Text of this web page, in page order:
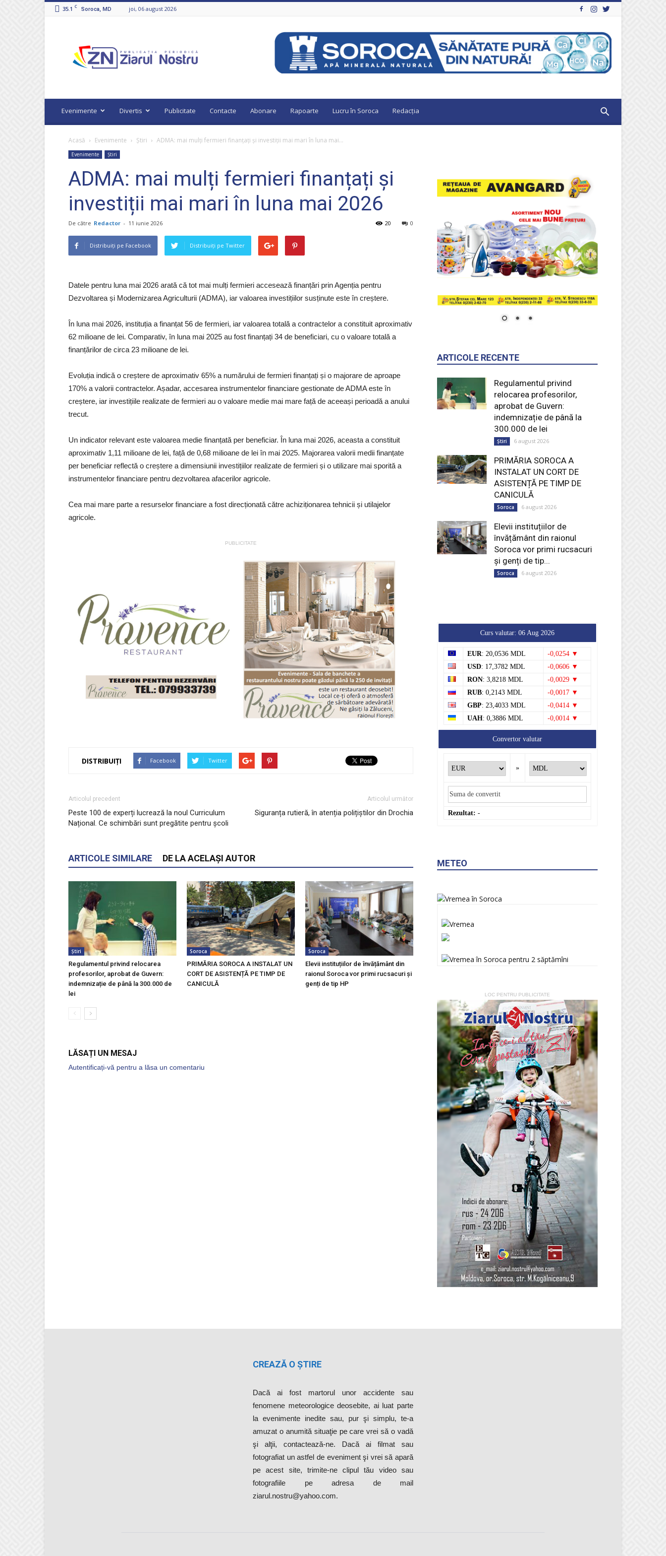
35.1 C Soroca, MD joi, 06 august 2026
Nostru
Evenimente Divertis Publicitate Contacte Abonare Rapoarte Lucru în Soroca Redacția
Acasă Evenimente Știri ADMA: mai mulți fermieri finanțați și investiții mai mari în luna mai...
Evenimente Știri
ADMA: mai mulți fermieri finanțați și
investiții mai mari în luna mai 2026
De către Redactor - 11 iunie 2026 0
20
Distribuiți pe Facebook Distribuiți pe Twitter
Datele pentru luna mai 2026 arată că tot mai mulți fermieri accesează finanțări prin Agenția pentru
Dezvoltarea și Modernizarea Agriculturii (ADMA), iar valoarea investițiilor susținute este în creștere.
În luna mai 2026, instituția a finanțat 56 de fermieri, iar valoarea totală a contractelor a constituit aproximativ
62 milioane de lei. Comparativ, în luna mai 2025 au fost finanțați 34 de beneficiari, cu o valoare totală a
finanțărilor de circa 23 milioane de lei.
Evoluția indică o creștere de aproximativ 65% a numărului de fermieri finanțați și o majorare de aproape
170% a valorii contractelor. Așadar, accesarea instrumentelor financiare gestionate de ADMA este în
creștere, iar investițiile realizate de fermieri au o valoare medie mai mare față de aceeași perioadă a anului
trecut.
Un indicator relevant este valoarea medie finanțată per beneficiar. În luna mai 2026, aceasta a constituit
aproximativ 1,11 milioane de lei, față de 0,68 milioane de lei în mai 2025. Majorarea valorii medii finanțate
per beneficiar reflectă o creștere a dimensiunii investițiilor realizate de fermieri și o utilizare mai sporită a
instrumentelor financiare pentru dezvoltarea afacerilor agricole.
Cea mai mare parte a resurselor financiare a fost direcționată către achiziționarea tehnicii și utilajelor
agricole.
PUBLICITATE
DISTRIBUIȚI Facebook Twitter
Articolul precedent
Peste 100 de experți lucrează la noul Curriculum
Național. Ce schimbări sunt pregătite pentru școli
Articolul următor
Siguranța rutieră, în atenția polițiștilor din Drochia
ARTICOLE SIMILARE DE LA ACELAȘI AUTOR
Știri
Regulamentul privind relocarea
profesorilor, aprobat de Guvern:
indemnizație de până la 300.000 de
lei
Soroca
PRIMĂRIA SOROCA A INSTALAT UN
CORT DE ASISTENȚĂ PE TIMP DE
CANICULĂ
Soroca
Elevii instituțiilor de învățământ din
raionul Soroca vor primi rucsacuri și
genți de tip HP
LĂSAȚI UN MESAJ
Autentificați-vă pentru a lăsa un comentariu
ARTICOLE RECENTE
Regulamentul privind
relocarea profesorilor,
aprobat de Guvern:
indemnizație de până la
300.000 de lei
Știri 6 august 2026
PRIMĂRIA SOROCA A
INSTALAT UN CORT DE
ASISTENȚĂ PE TIMP DE
CANICULĂ
Soroca 6 august 2026
Elevii instituțiilor de
învățământ din raionul
Soroca vor primi rucsacuri
și genți de tip...
Soroca 6 august 2026
Curs valutar: 06 Aug 2026
EUR: 20,0536 MDL
-0,0254 ▼
USD: 17,3782 MDL
-0,0606 ▼
RON: 3,8218 MDL
-0,0029 ▼
RUB: 0,2143 MDL
-0,0017 ▼
GBP: 23,4033 MDL
-0,0414 ▼
UAH: 0,3886 MDL -0,0014 ▼
Convertor valutar
»
Rezultat: -
METEO
LOC PENTRU PUBLICITATE
CREAZĂ O ȘTIRE
Dacă ai fost martorul unor accidente sau
fenomene meteorologice deosebite, ai luat parte
la evenimente inedite sau, pur şi simplu, te-a
amuzat o anumită situaţie pe care vrei să o vadă
şi alţii, contactează-ne. Dacă ai filmat sau
fotografiat un astfel de eveniment şi vrei să apară
pe acest site, trimite-ne clipul tău video sau
fotografiile pe adresa de mail
ziarul.nostru@yahoo.com.